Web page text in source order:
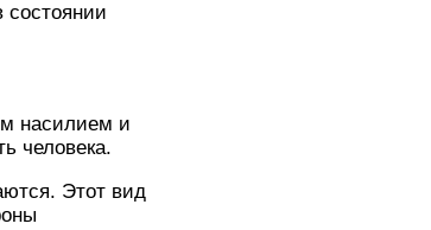
состоянии
насилием и
человека.
Этот вид